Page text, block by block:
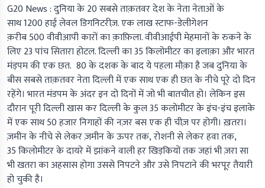
G20 News :दुनिया के 20 सबसे ताक़तवर देश के नेता नेताओं के
साथ 1200 हाई लेवल डिगनिटरीज़. एक लाख स्टाफ-डेलीगेशन
क़रीब 500 वीवीआपी कारों का क़ाफ़िला. वीवीआईपी मेहमानों के रुकने के
लिए 23 पांच सितारा होटल. दिल्ली का 35 किलोमीटर का इलाक़ा और भारत
मंड़पम की एक छत. 80 के दशक के बाद ये पहला मौक़ा है जब दुनिया के
बीस सबसे ताक़तवर नेता दिल्ली में एक साथ एक ही छत के नीचे पूरे दो दिन
रहेंगे। भारत मंडपम के अंदर इन दो दिनों में जो भी बातचीत हो। लेकिन इस
दौरान पूरी दिल्ली खास कर दिल्ली के कुल 35 कलोमीटर के इंच-इंच इलाके
में एक साथ 50 हजार निगाहों की नज़र बस एक ही चीज़ पर होगी। ख़तरा।
ज़मीन के नीचे से लेकर ज़मीन के ऊपर तक, रोशनी से लेकर हवा तक,
35 किलोमीटर के दायरे में झांकने वाली हर खिड़कियों तक जहां भी ज़रा सा
भी खतरा का अहसास होगा उससे निपटने और उसे निपटाने की भरपूर तैयारी
हो चुकी है।